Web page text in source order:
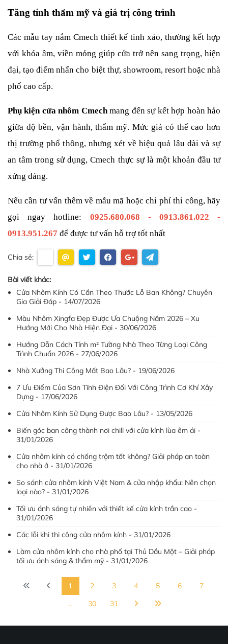
Tăng tính thẩm mỹ và giá trị công trình
Các mẫu tay nắm Cmech thiết kế tinh xảo, thường kết hợp
với khóa âm, viền mỏng giúp cửa trở nên sang trọng, hiện
đại, tạo điểm nhấn cho biệt thự, showroom, resort hoặc nhà
phố cao cấp.
Phụ kiện cửa nhôm Cmech mang đến sự kết hợp hoàn hảo
giữa độ bền, vận hành, thẩm mỹ. Mức giá có thể cao hơn
thị trường phổ thông, nhưng xét về hiệu quả lâu dài và sự
an tâm trong sử dụng, Cmech thực sự là một khoản đầu tư
xứng đáng.
Nếu cần tư vấn thêm về mẫu mã hoặc chi phí thi công, hãy
gọi ngay hotline: 0925.680.068 - 0913.861.022 -
0913.951.267 để được tư vấn hỗ trợ tốt nhất
Chia sẻ:
Bài viết khác:
Cửa Nhôm Kính Có Cần Theo Thước Lỗ Ban Không? Chuyên
Gia Giải Đáp - 14/07/2026
Màu Nhôm Xingfa Đẹp Được Ưa Chuộng Năm 2026 – Xu
Hướng Mới Cho Nhà Hiện Đại - 30/06/2026
Hướng Dẫn Cách Tính m² Tường Nhà Theo Từng Loại Công
Trình Chuẩn 2026 - 27/06/2026
Nhà Xưởng Thi Công Mất Bao Lâu? - 19/06/2026
7 Ưu Điểm Của Sơn Tĩnh Điện Đối Với Công Trình Cơ Khí Xây
Dựng - 17/06/2026
Cửa Nhôm Kính Sử Dụng Được Bao Lâu? - 13/05/2026
Biến góc ban công thành nơi chill với cửa kính lùa êm ái -
31/01/2026
Cửa nhôm kính có chống trộm tốt không? Giải pháp an toàn
cho nhà ở - 31/01/2026
So sánh cửa nhôm kính Việt Nam & cửa nhập khẩu: Nên chọn
loại nào? - 31/01/2026
Tối ưu ánh sáng tự nhiên với thiết kế cửa kính trần cao -
31/01/2026
Các lỗi khi thi công cửa nhôm kính - 31/01/2026
Làm cửa nhôm kính cho nhà phố tại Thủ Dầu Một – Giải pháp
tối ưu ánh sáng & thẩm mỹ - 31/01/2026
1 2 3 4 5 6
7
...
30 31